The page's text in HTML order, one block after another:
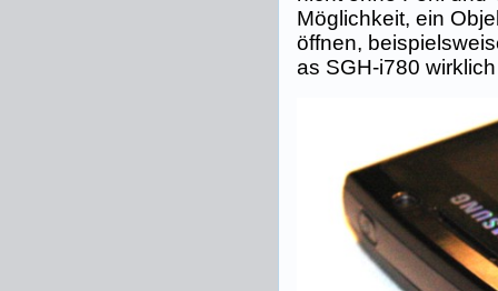
Möglichkeit, ein
öffnen,
as SGH-i780